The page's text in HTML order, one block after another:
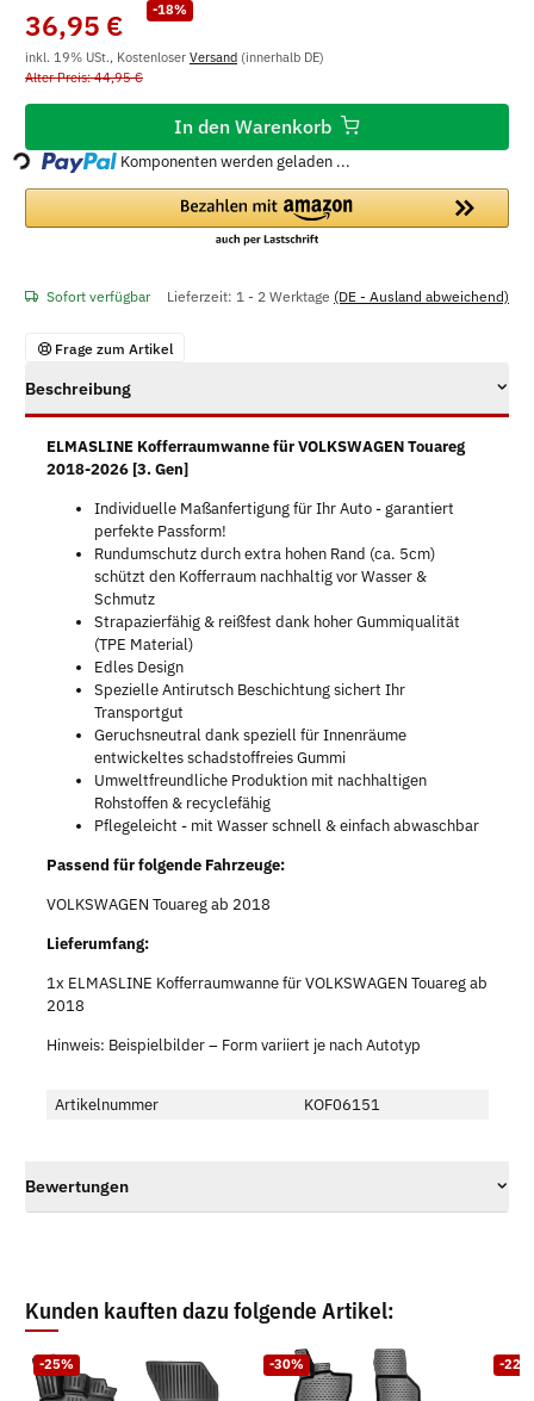
-18%
36,95 €
inkl. 19% USt., Kostenloser Versand (innerhalb DE)
Alter Preis: 44,95 €
In den Warenkorb
Loading... Komponenten werden geladen ...
Sofort verfügbar Lieferzeit: 1 - 2 Werktage (DE - Ausland abweichend)
Frage zum Artikel
Beschreibung
ELMASLINE Kofferraumwanne für VOLKSWAGEN Touareg
2018-2026 [3. Gen]
Individuelle Maßanfertigung für Ihr Auto - garantiert
perfekte Passform!
Rundumschutz durch extra hohen Rand (ca. 5cm)
schützt den Kofferraum nachhaltig vor Wasser &
Schmutz
Strapazierfähig & reißfest dank hoher Gummiqualität
(TPE Material)
Edles Design
Spezielle Antirutsch Beschichtung sichert Ihr
Transportgut
Geruchsneutral dank speziell für Innenräume
entwickeltes schadstoffreies Gummi
Umweltfreundliche Produktion mit nachhaltigen
Rohstoffen & recyclefähig
Pflegeleicht - mit Wasser schnell & einfach abwaschbar
Passend für folgende Fahrzeuge:
VOLKSWAGEN Touareg ab 2018
Lieferumfang:
1x ELMASLINE Kofferraumwanne für VOLKSWAGEN Touareg ab
2018
Hinweis: Beispielbilder – Form variiert je nach Autotyp
Artikelnummer KOF06151
Bewertungen
Kunden kauften dazu folgende Artikel:
-25% -30% -22%